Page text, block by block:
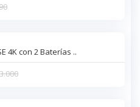
4K con 2 Baterías ..